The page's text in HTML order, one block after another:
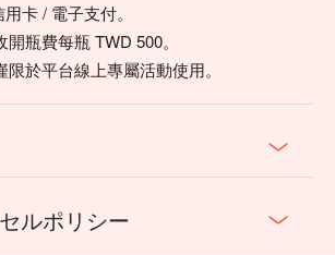
卡 / 電子支付。
瓶費每瓶 TWD 500。
於平台線上專屬活動使用。
ルポリシー